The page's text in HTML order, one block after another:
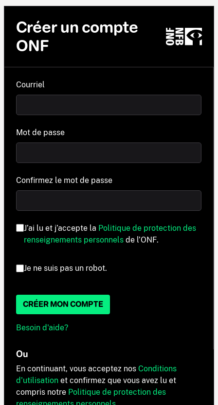
Créer un compte
ONF
Courriel
Mot de passe
Confirmez le mot de passe
J’ai lu et j’accepte la Politique de protection des
renseignements personnels de l’ONF.
Je ne suis pas un robot.
CRÉER MON COMPTE
Besoin d'aide?
Ou
En continuant, vous acceptez nos Conditions
d'utilisation et confirmez que vous avez lu et
compris notre Politique de protection des